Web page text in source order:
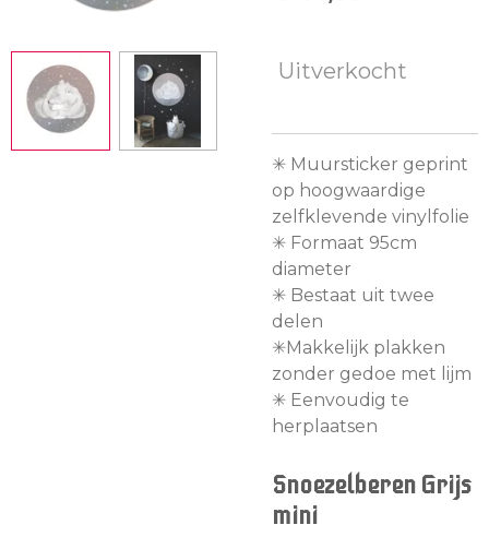
Uitverkocht
✳︎ Muursticker geprint
op hoogwaardige
zelfklevende vinylfolie
✳︎ Formaat 95cm
diameter
✳︎ Bestaat uit twee
delen
✳︎Makkelijk plakken
zonder gedoe met lijm
✳︎ Eenvoudig te
herplaatsen
Snoezelberen Grijs
mini